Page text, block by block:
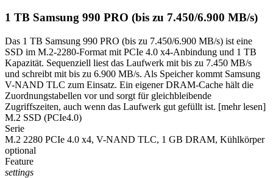
1 TB Samsung 990 PRO (bis zu 7.450/6.900 MB/s)
Das 1 TB Samsung 990 PRO (bis zu 7.450/6.900 MB/s) ist eine
SSD im M.2-2280-Format mit PCIe 4.0 x4-Anbindung und 1 TB
Kapazität. Sequenziell liest das Laufwerk mit bis zu 7.450 MB/s
und schreibt mit bis zu 6.900 MB/s. Als Speicher kommt Samsung
V-NAND TLC zum Einsatz. Ein eigener DRAM-Cache hält die
Zuordnungstabellen vor und sorgt für gleichbleibende
Zugriffszeiten, auch wenn das Laufwerk gut gefüllt ist. [mehr lesen]
M.2 SSD (PCIe4.0)
Serie
M.2 2280 PCIe 4.0 x4, V-NAND TLC, 1 GB DRAM, Kühlkörper
optional
Feature
settings